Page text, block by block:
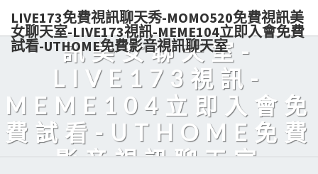
LIVE173免費視訊聊天秀-MOMO520免費視訊美
女聊天室-LIVE173視訊-MEME104立即入會免費
試看-UTHOME免費影音視訊聊天室
秀-MOMO520免費視
訊美女聊天室-
LIVE173視訊-
MEME104立即入會免
費試看-UTHOME免費
影音視訊聊天室